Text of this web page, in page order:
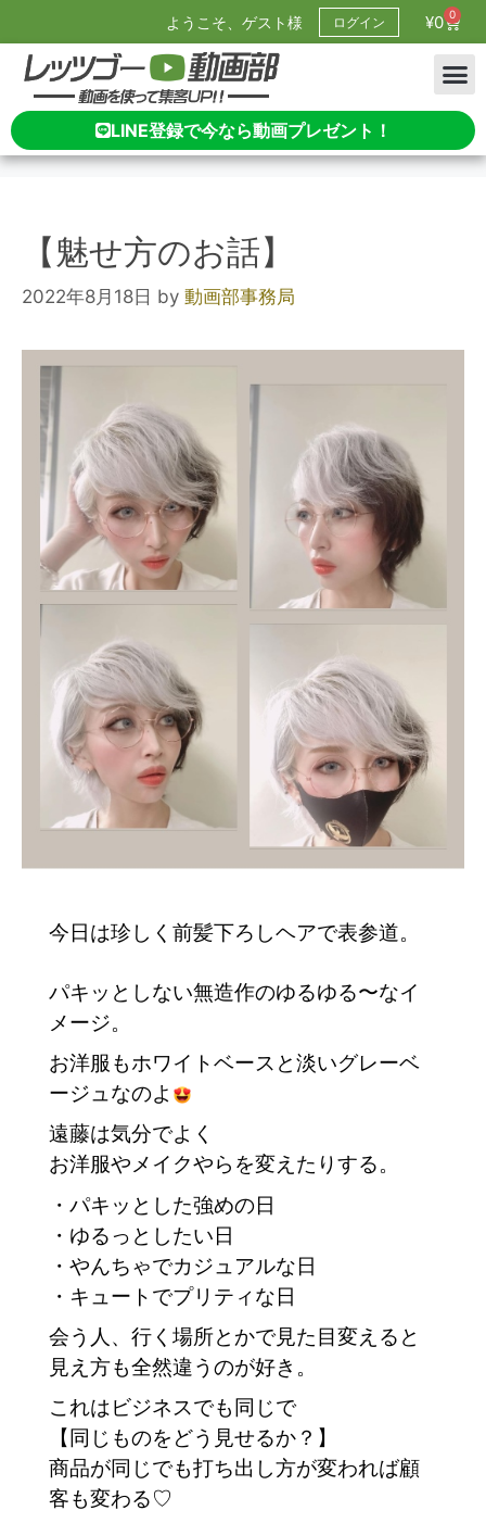
ようこそ、ゲスト様 ログイン ¥0 0
LINE登録で今なら動画プレゼント！
【魅せ方のお話】
2022年8月18日 by 動画部事務局
今日は珍しく前髪下ろしヘアで表参道。
パキッとしない無造作のゆるゆる〜なイ
メージ。
お洋服もホワイトベースと淡いグレーベ
ージュなのよ
遠藤は気分でよく
お洋服やメイクやらを変えたりする。
・パキッとした強めの日
・ゆるっとしたい日
・やんちゃでカジュアルな日
・キュートでプリティな日
会う人、行く場所とかで見た目変えると
見え方も全然違うのが好き。
これはビジネスでも同じで
【同じものをどう見せるか？】
商品が同じでも打ち出し方が変われば顧
客も変わる♡